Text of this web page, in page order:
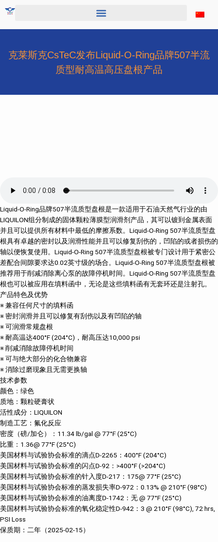
克莱斯克CsTeC发布Liquid-O-Ring品牌507半流
质型耐高温高压盘根产品
Liquid-O-Ring品牌507半流质型盘根是一款适用于石油天然气行业的由
LIQUILON组分制成的固体颗粒薄膜型润滑剂产品，其可以镀到金属表面
并且可以提供所有材料中最低的摩擦系数。Liquid-O-Ring 507半流质型盘
根具有卓越的密封以及润滑性能并且可以修复刮伤的，凹陷的或者损伤的
轴以便恢复使用。Liquid-O-Ring 507半流质型盘根被专门设计用于紧密公
差配合间隙要求达0.02英寸级的场合。Liquid-O-Ring 507半流质型盘根被
推荐用于削减消除离心泵的故障停机时间。Liquid-O-Ring 507半流质型盘
根也可以被应用在填料函中，无论是这些填料函有无套环还是注射孔。
产品特色及优势
※ 兼容任何尺寸的填料函
※ 密封润滑并且可以修复有刮伤以及有凹陷的轴
※ 可润滑常规盘根
※ 耐高温达400°F (204°C)，耐高压达10,000 psi
※ 削减消除故障停机时间
※ 可与绝大部分的化合物兼容
※ 消除过磨现象且无需更换轴
技术参数
颜色：绿色
质地：颗粒硬膏状
活性成分：LIQUILON
制造工艺：氟化反应
密度（磅/加仑）：11.34 lb/gal @ 77°F (25°C)
比重：1.36@ 77°F (25°C)
美国材料与试验协会标准的滴点D-2265：400°F (204°C)
美国材料与试验协会标准的闪点D-92：>400°F (>204°C)
美国材料与试验协会标准的针入度D-217：175@ 77°F (25°C)
美国材料与试验协会标准的蒸发损失率D-972：0.13% @ 210°F (98°C)
美国材料与试验协会标准的油离度D-1742：无 @ 77°F (25°C)
美国材料与试验协会标准的氧化稳定性D-942：3 @ 210°F (98°C), 72 hrs,
PSI Loss
保质期：二年（2025-02-15）